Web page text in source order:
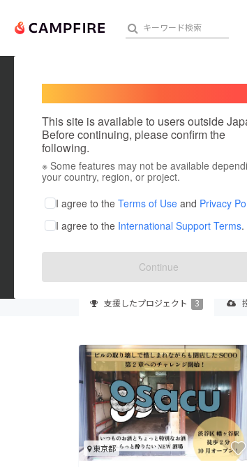
人気のプロジェクト
アート・写真
テクノロジー・ガジ
映像・映画
ビジネス・起業
まちづくり・地域活
This site is available to users outside
Before continuing, please confirm the
following.
※ Some features may not be available
your country, region, or project.
I agree to the Terms of Use and Privacy
I agree to the International Support Terms.
Continue
支援したプロジェクト 3
東京都